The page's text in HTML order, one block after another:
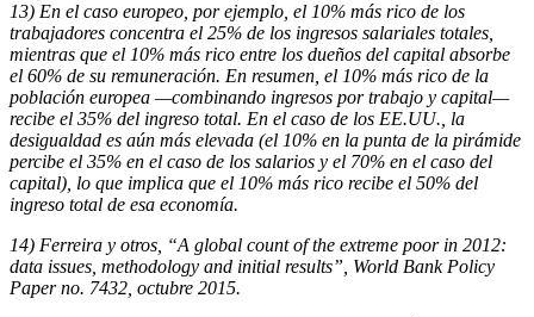
13) En el caso europeo, por ejemplo, el 10% más rico de los
trabajadores concentra el 25% de los ingresos salariales totales,
mientras que el 10% más rico entre los dueños del capital absorbe
el 60% de su remuneración. En resumen, el 10% más rico de la
población europea —combinando ingresos por trabajo y capital—
recibe el 35% del ingreso total. En el caso de los EE.UU., la
desigualdad es aún más elevada (el 10% en la punta de la pirámide
percibe el 35% en el caso de los salarios y el 70% en el caso del
capital), lo que implica que el 10% más rico recibe el 50% del
ingreso total de esa economía.
14) Ferreira y otros, “A global count of the extreme poor in 2012:
data issues, methodology and initial results”, World Bank Policy
Paper no. 7432, octubre 2015.